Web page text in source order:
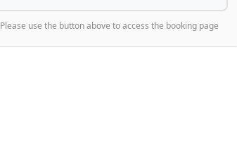
Please use the button above to access the booking page